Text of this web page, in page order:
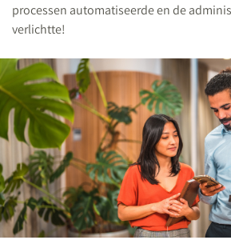
processen automatiseerde en de
verlichtte!